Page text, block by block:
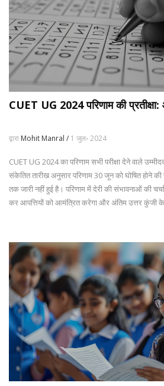
CUET UG 2024 परिणाम की
द्वारा Mohit Manral / 1 जुल॰ 2024
CUET UG 2024 का परिणाम सभी परीक्षा देने वाले
संकेतित तारीख अनुसार परिणाम 30 जून को घोषित होने
तक जारी नहीं हुई है। परिणाम में देरी की संभावनाओं की
कर आपत्तियों को आमंत्रित करेगा और अंतिम उत्तर कुंजी के